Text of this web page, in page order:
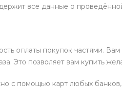
все данные о
оплаты покупок частями.
Это позволяет вам купить
с помощью карт любых